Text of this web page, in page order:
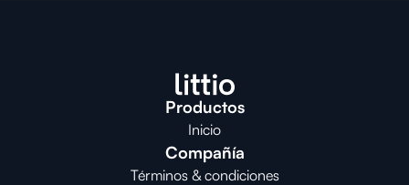
Productos
Inicio
Compañía
Términos & condiciones